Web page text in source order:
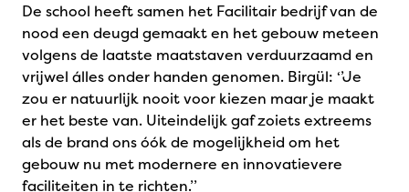
De school heeft samen het Facilitair bedrijf van de
nood een deugd gemaakt en het gebouw meteen
volgens de laatste maatstaven verduurzaamd en
vrijwel álles onder handen genomen. Birgül: ‘’Je
zou er natuurlijk nooit voor kiezen maar je maakt
er het beste van. Uiteindelijk gaf zoiets extreems
als de brand ons óók de mogelijkheid om het
gebouw nu met modernere en innovatievere
faciliteiten in te richten.’’